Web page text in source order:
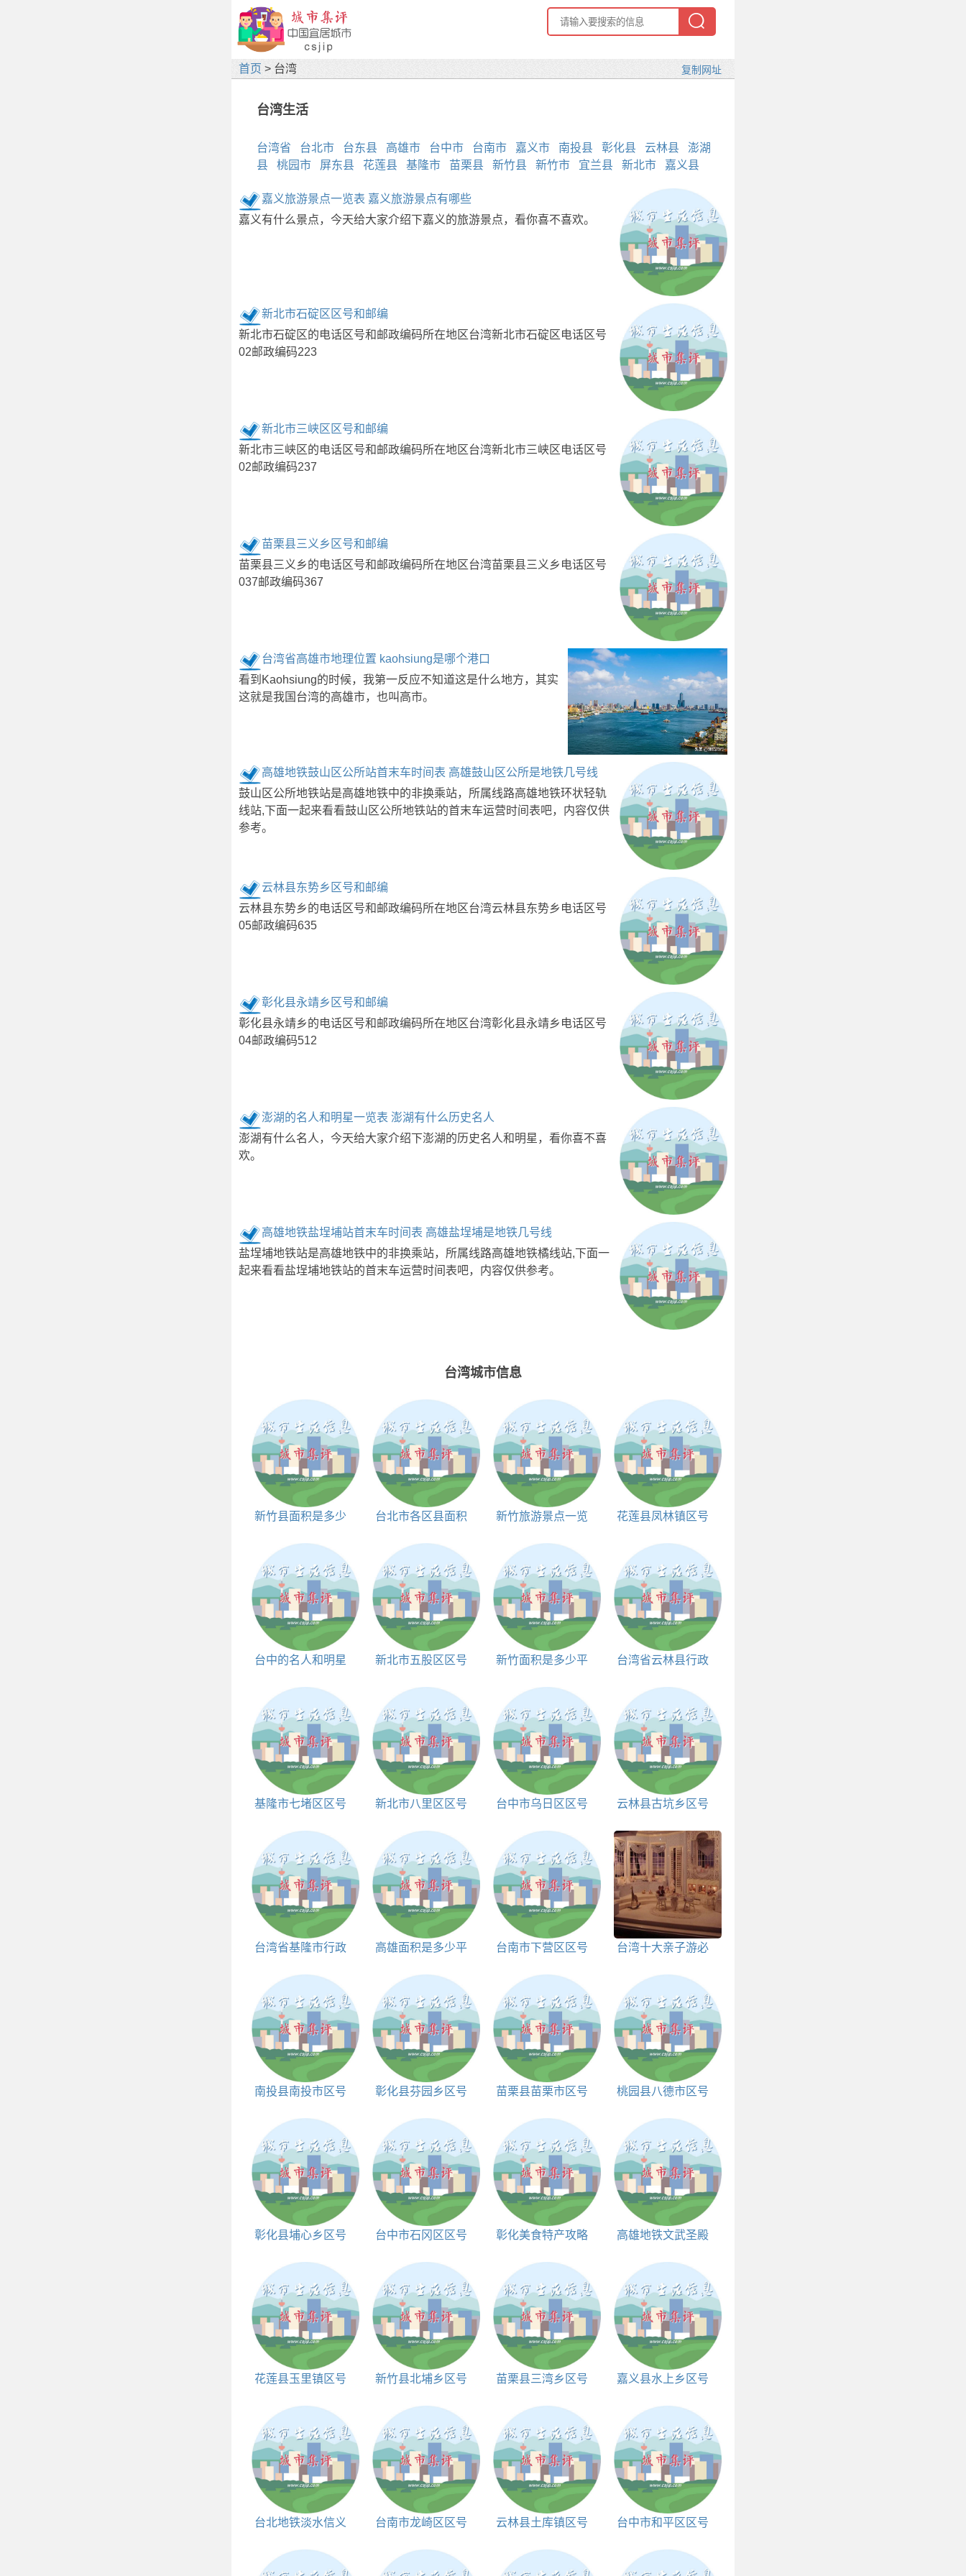
首页 > 台湾
台湾生活
台湾省 台北市 台东县 高雄市 台中市 台南市 嘉义市 南投县 彰化县 云林县
澎湖
县
桃园市 屏东县 花莲县 基隆市 苗栗县 新竹县 新竹市 宜兰县 新北市 嘉义县
嘉义旅游景点一览表 嘉义旅游景点有哪些
嘉义有什么景点，今天给大家介绍下嘉义的旅游景点，看你喜不喜欢。
新北市石碇区区号和邮编
新北市石碇区的电话区号和邮政编码所在地区台湾新北市石碇区电话区号
02邮政编码223
新北市三峡区区号和邮编
新北市三峡区的电话区号和邮政编码所在地区台湾新北市三峡区电话区号
02邮政编码237
苗栗县三义乡区号和邮编
苗栗县三义乡的电话区号和邮政编码所在地区台湾苗栗县三义乡电话区号
037邮政编码367
台湾省高雄市地理位置 kaohsiung是哪个港口
看到Kaohsiung的时候，我第一反应不知道这是什么地方，其实
这就是我国台湾的高雄市，也叫高市。
高雄地铁鼓山区公所站首末车时间表 高雄鼓山区公所是地铁几号线
鼓山区公所地铁站是高雄地铁中的非换乘站，所属线路高雄地铁环状轻轨
线站,下面一起来看看鼓山区公所地铁站的首末车运营时间表吧，内容仅供
参考。
云林县东势乡区号和邮编
云林县东势乡的电话区号和邮政编码所在地区台湾云林县东势乡电话区号
05邮政编码635
彰化县永靖乡区号和邮编
彰化县永靖乡的电话区号和邮政编码所在地区台湾彰化县永靖乡电话区号
04邮政编码512
澎湖的名人和明星一览表 澎湖有什么历史名人
澎湖有什么名人，今天给大家介绍下澎湖的历史名人和明星，看你喜不喜
欢。
高雄地铁盐埕埔站首末车时间表 高雄盐埕埔是地铁几号线
盐埕埔地铁站是高雄地铁中的非换乘站，所属线路高雄地铁橘线站,下面一
起来看看盐埕埔地铁站的首末车运营时间表吧，内容仅供参考。
台湾城市信息
新竹县面积是多少
台北市各区县面积
新竹旅游景点一览
花莲县凤林镇区号
台中的名人和明星
新北市五股区区号
新竹面积是多少平
台湾省云林县行政
基隆市七堵区区号
新北市八里区区号
台中市乌日区区号
云林县古坑乡区号
台湾省基隆市行政
高雄面积是多少平
台南市下营区区号
台湾十大亲子游必
南投县南投市区号
彰化县芬园乡区号
苗栗县苗栗市区号
桃园县八德市区号
彰化县埔心乡区号
台中市石冈区区号
彰化美食特产攻略
高雄地铁文武圣殿
花莲县玉里镇区号
新竹县北埔乡区号
苗栗县三湾乡区号
嘉义县水上乡区号
台北地铁淡水信义
点首末车时间
台南市龙崎区区号
云林县土库镇区号
台中市和平区区号